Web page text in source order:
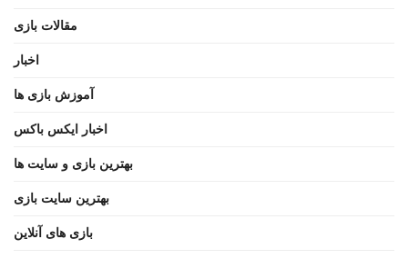
مقالات بازی
اخبار
آموزش بازی ها
اخبار ایکس باکس
بهترین بازی و سایت ها
بهترین سایت بازی
بازی های آنلاین